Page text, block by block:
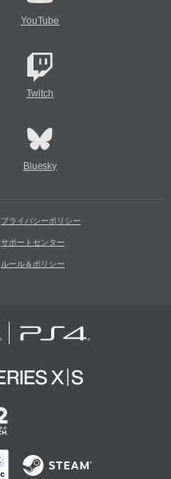
YouTube
Twitch
Bluesky
プライバシーポリシー
サポートセンター
ルール＆ポリシー